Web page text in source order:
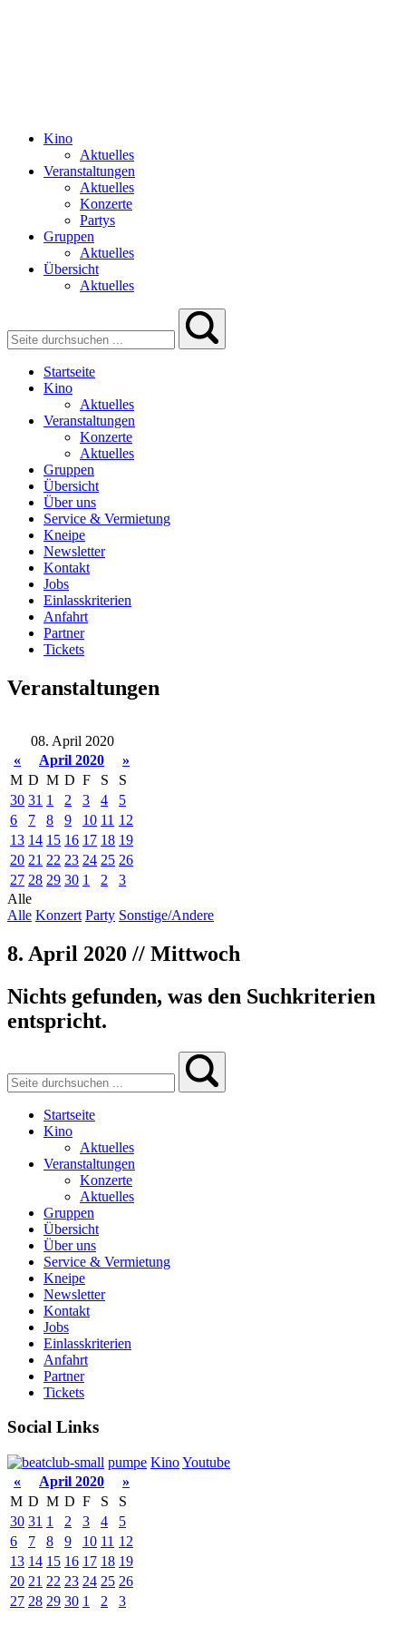
Kino
Aktuelles
Veranstaltungen
Aktuelles
Konzerte
Partys
Gruppen
Aktuelles
Übersicht
Aktuelles
Startseite
Kino
Aktuelles
Veranstaltungen
Konzerte
Aktuelles
Gruppen
Übersicht
Über uns
Service & Vermietung
Kneipe
Newsletter
Kontakt
Jobs
Einlasskriterien
Anfahrt
Partner
Tickets
Veranstaltungen
08. April 2020
«
April 2020
»
M D M D F S
S
30 31 1 2 3 4
5
6
7 8 9 10 11 12
13 14 15 16 17 18 19
20 21 22 23 24 25 26
27 28 29 30 1 2
3
Alle
Alle Konzert Party Sonstige/Andere
8. April 2020 // Mittwoch
Nichts gefunden, was den Suchkriterien
entspricht.
Startseite
Kino
Aktuelles
Veranstaltungen
Konzerte
Aktuelles
Gruppen
Übersicht
Über uns
Service & Vermietung
Kneipe
Newsletter
Kontakt
Jobs
Einlasskriterien
Anfahrt
Partner
Tickets
Social Links
pumpe KinoYoutube
«
April 2020
»
M D M D F S
S
30 31 1 2 3 4
5
6
7 8 9 10 11 12
13 14 15 16 17 18 19
20 21 22 23 24 25 26
27 28 29 30 1 2 3